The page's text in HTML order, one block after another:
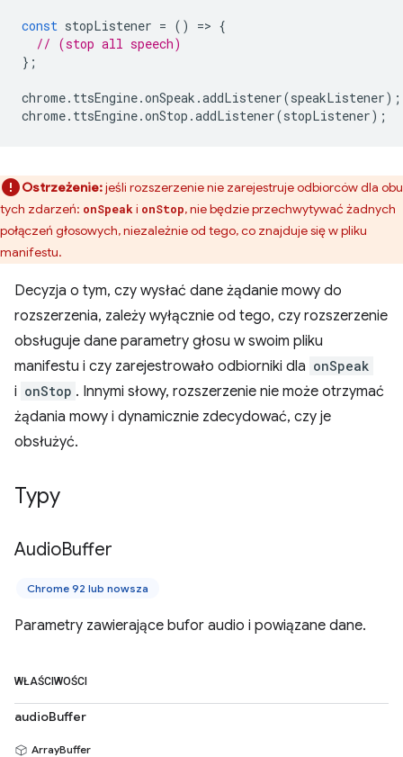
const stopListener = () => {
// (stop all speech)
};
chrome. ttsEngine.onSpeak .addListener(speakListener);
chrome. ttsEngine.onStop .addListener(stopListener);
Ostrzeżenie:jeśli rozszerzenie nie zarejestruje odbiorców dla obu
tych zdarzeń: onSpeak i onStop, nie będzie przechwytywać żadnych
połączeń głosowych, niezależnie od tego, co znajduje się w pliku
manifestu.
Decyzja o tym, czy wysłać dane żądanie mowy do
rozszerzenia, zależy wyłącznie od tego, czy rozszerzenie
obsługuje dane parametry głosu w swoim pliku
manifestu i czy zarejestrowało odbiorniki dla onSpeak
i onStop . Innymi słowy, rozszerzenie nie może otrzymać
żądania mowy i dynamicznie zdecydować, czy je
obsłużyć.
Typy
AudioBuffer
Chrome 92 lub nowsza
Parametry zawierające bufor audio i powiązane dane.
WŁAŚCIWOŚCI
audioBuffer
ArrayBuffer